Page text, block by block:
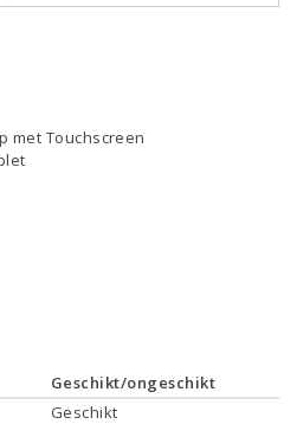
met Touchscreen
Geschikt/ongeschikt
Geschikt